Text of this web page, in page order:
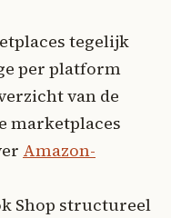
tegelijk
per platform
van de
marketplaces
Amazon-
Shop structureel